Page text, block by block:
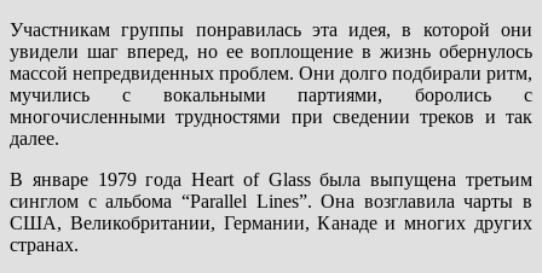
Участникам группы понравилась эта идея, в которой они
увидели шаг вперед, но ее воплощение в жизнь обернулось
массой непредвиденных проблем. Они долго подбирали ритм,
мучились с вокальными партиями, боролись с
многочисленными трудностями при сведении треков и так
далее.
В январе 1979 года Heart of Glass была выпущена третьим
синглом с альбома “Parallel Lines”. Она возглавила чарты в
США, Великобритании, Германии, Канаде и многих других
странах.